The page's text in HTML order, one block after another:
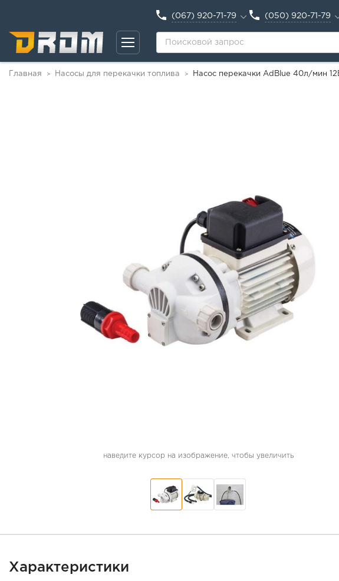
(067) 920-71-79 (050) 920-71-79
Главная > Насосы для перекачки топлива > Насос перекачки AdBlue 40л/мин
наведите курсор на изображение, чтобы увеличить
Характеристики